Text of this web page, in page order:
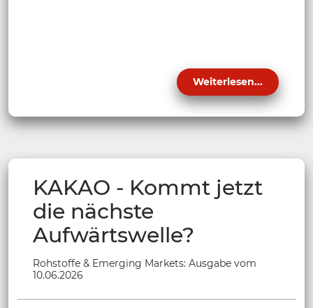
Weiterlesen...
KAKAO - Kommt jetzt
die nächste
Aufwärtswelle?
Rohstoffe & Emerging Markets: Ausgabe vom
10.06.2026